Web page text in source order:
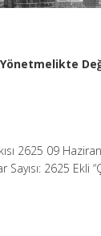
2625 09
2625 Ekli